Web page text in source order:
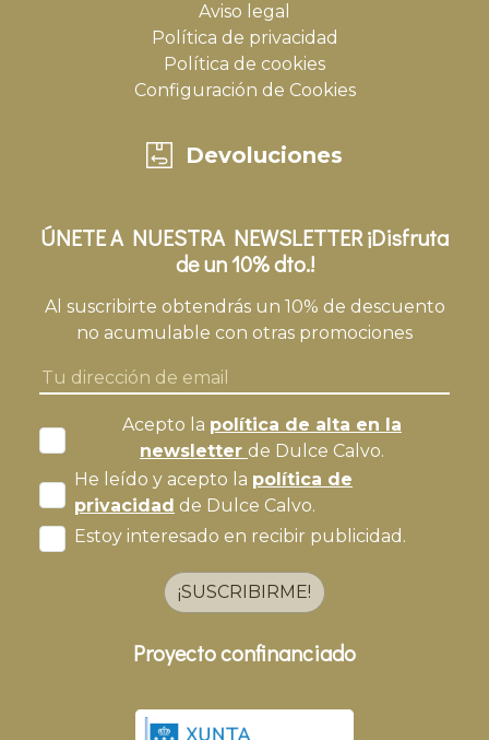
Aviso legal
Política de privacidad
Política de cookies
Configuración de Cookies
Devoluciones
ÚNETE A NUESTRA NEWSLETTER ¡Disfruta
de un 10% dto.!
Al suscribirte obtendrás un 10% de descuento
no acumulable con otras promociones
Acepto la política de alta en la
newsletter de Dulce Calvo.
He leído y acepto la política de
privacidad de Dulce Calvo.
Estoy interesado en recibir publicidad.
¡SUSCRIBIRME!
Proyecto confinanciado